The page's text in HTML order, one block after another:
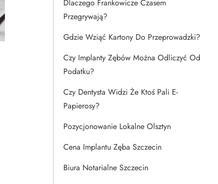
Dlaczego Frankowicze Czasem
Przegrywają?
Gdzie Wziąć Kartony Do Przeprowadzki?
Czy Implanty Zębów Można Odliczyć Od
Podatku?
Czy Dentysta Widzi Że Ktoś Pali E-
Papierosy?
Pozycjonowanie Lokalne Olsztyn
Cena Implantu Zęba Szczecin
Biura Notarialne Szczecin